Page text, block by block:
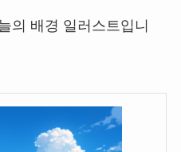
의 배경 일러스트입니